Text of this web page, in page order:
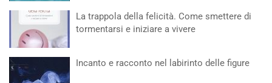
La trappola della felicità. Come smettere di
tormentarsi e iniziare a vivere
Incanto e racconto nel labirinto delle figure